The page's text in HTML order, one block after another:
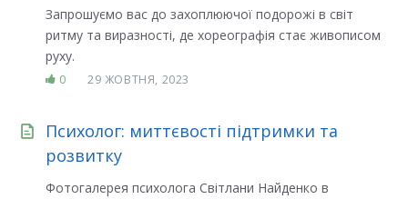
Запрошуємо вас до захоплюючої подорожі в світ
ритму та виразності, де хореографія стає живописом
руху.
0 29 ЖОВТНЯ, 2023
Психолог: миттєвості підтримки та
розвитку
Фотогалерея психолога Світлани Найденко в